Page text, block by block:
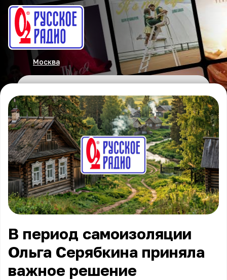
Москва
В период самоизоляции
Ольга Серябкина приняла
важное решение